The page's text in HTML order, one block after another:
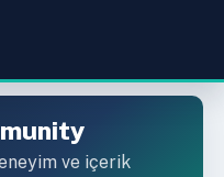
ve içerik